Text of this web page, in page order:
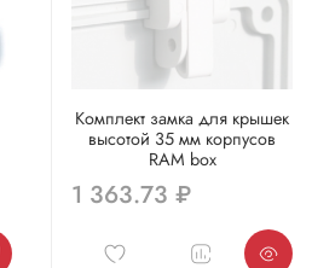
Комплект замка для крышек
высотой 35 мм корпусов
RAM box
1 363.73 ₽